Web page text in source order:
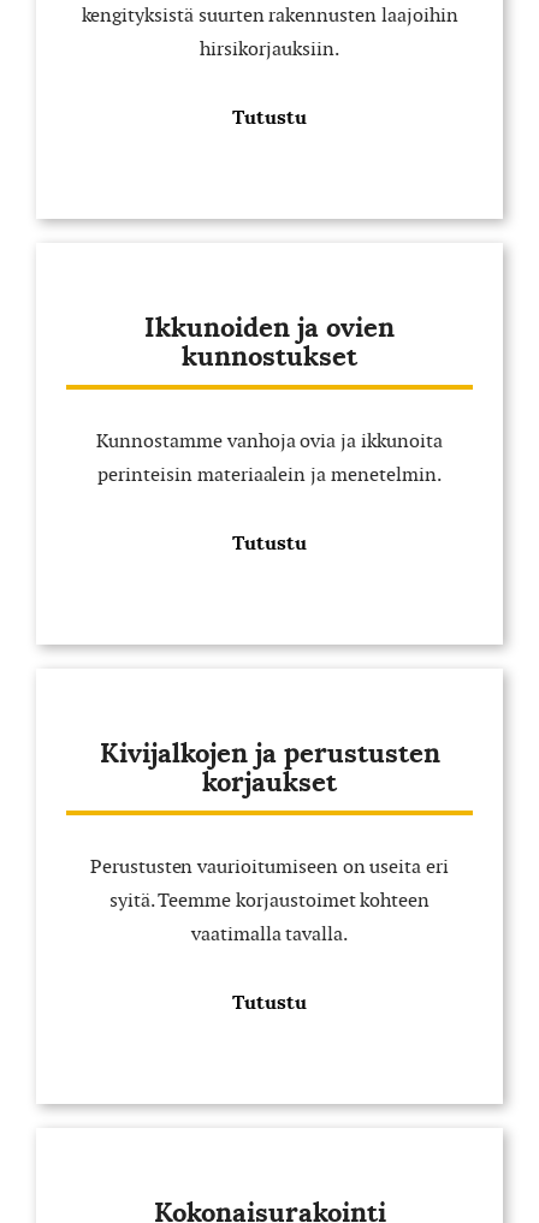
kengityksistä suurten rakennusten laajoihin
hirsikorjauksiin.
Tutustu
Ikkunoiden ja ovien
kunnostukset
Kunnostamme vanhoja ovia ja ikkunoita
perinteisin materiaalein ja menetelmin.
Tutustu
Kivijalkojen ja perustusten
korjaukset
Perustusten vaurioitumiseen on useita eri
syitä. Teemme korjaustoimet kohteen
vaatimalla tavalla.
Tutustu
Kokonaisurakointi